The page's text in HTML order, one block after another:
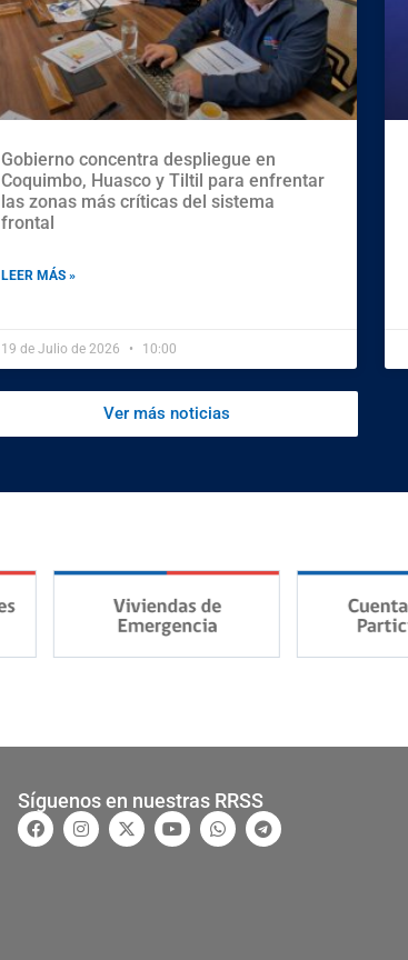
Gobierno concentra despliegue en
Coquimbo, Huasco y Tiltil para enfrentar
las zonas más críticas del sistema
frontal
LEER MÁS »
19 de Julio de 2026 10:00
Ver más noticias
Síguenos en nuestras RRSS